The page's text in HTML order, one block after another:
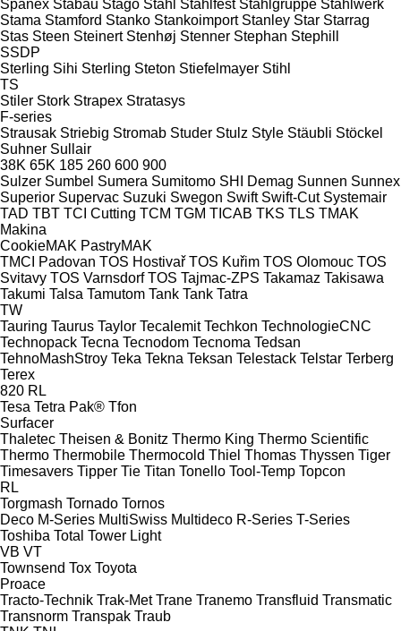
Spänex Stabau Stago Stahl Stahlfest Stahlgruppe Stahlwerk
Stama Stamford Stanko Stankoimport Stanley Star Starrag
Stas Steen Steinert Stenhøj Stenner Stephan Stephill
SSDP
Sterling Sihi Sterling Steton Stiefelmayer Stihl
TS
Stiler Stork Strapex Stratasys
F-series
Strausak Striebig Stromab Studer Stulz Style Stäubli Stöckel
Suhner Sullair
38K 65K 185 260 600 900
Sulzer Sumbel Sumera Sumitomo SHI Demag Sunnen Sunnex
Superior Supervac Suzuki Swegon Swift Swift-Cut Systemair
TAD TBT TCI Cutting TCM TGM TICAB TKS TLS TMAK
Makina
CookieMAK PastryMAK
TMCI Padovan TOS Hostivař TOS Kuřim TOS Olomouc TOS
Svitavy TOS Varnsdorf TOS Tajmac-ZPS Takamaz Takisawa
Takumi Talsa Tamutom Tank Tank Tatra
TW
Tauring Taurus Taylor Tecalemit Techkon TechnologieCNC
Technopack Tecna Tecnodom Tecnoma Tedsan
TehnoMashStroy Teka Tekna Teksan Telestack Telstar Terberg
Terex
820 RL
Tesa Tetra Pak® Tfon
Surfacer
Thaletec Theisen & Bonitz Thermo King Thermo Scientific
Thermo Thermobile Thermocold Thiel Thomas Thyssen Tiger
Timesavers Tipper Tie Titan Tonello Tool-Temp Topcon
RL
Torgmash Tornado Tornos
Deco M-Series MultiSwiss Multideco R-Series T-Series
Toshiba Total Tower Light
VB VT
Townsend Tox Toyota
Proace
Tracto-Technik Trak-Met Trane Tranemo Transfluid Transmatic
Transnorm Transpak Traub